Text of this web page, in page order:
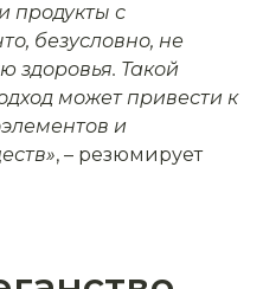
продукты с
безусловно, не
здоровья. Такой
может привести к
и
, – резюмирует